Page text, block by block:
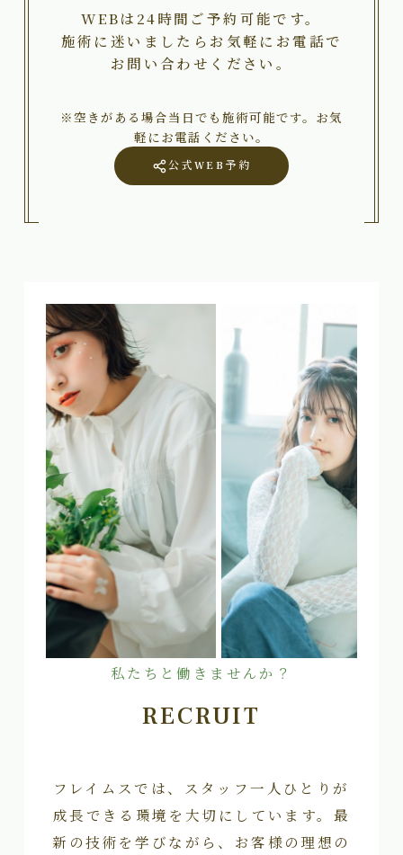
WEBは24時間ご予約可能です。
施術に迷いましたらお気軽にお電話で
お問い合わせください。
※空きがある場合当日でも施術可能です。お気
軽にお電話ください。
公式WEB予約
私たちと働きませんか？
RECRUIT
フレイムスでは、スタッフ一人ひとりが
成長できる環境を大切にしています。最
新の技術を学びながら、お客様の理想の